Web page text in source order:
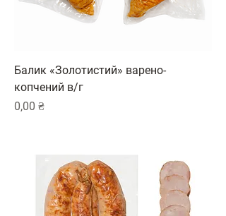
Балик «Золотистий» варено-
копчений в/г
Ціна
0,00 ₴